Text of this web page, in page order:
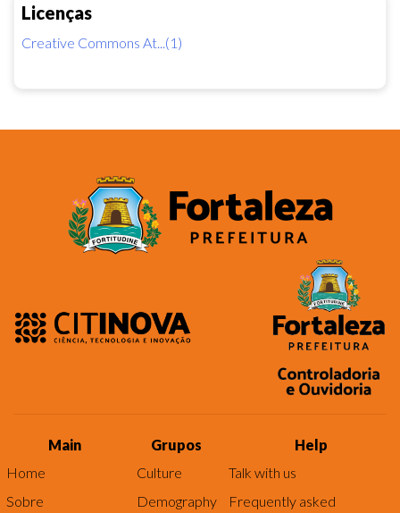
Licenças
Creative Commons At...(1)
Main
Home
Sobre
Grupos
Culture
Demography
Help
Talk with us
Frequently asked